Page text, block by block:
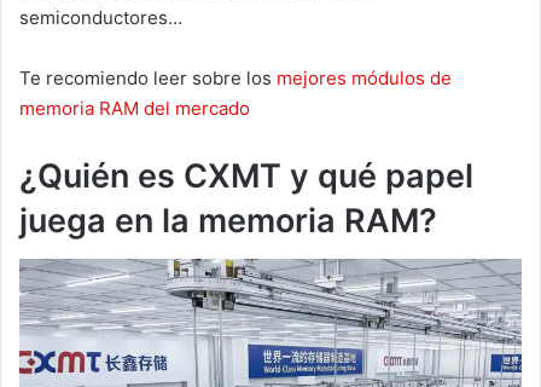
semiconductores…
Te recomiendo leer sobre los mejores módulos de
memoria RAM del mercado
¿Quién es CXMT y qué papel
juega en la memoria RAM?